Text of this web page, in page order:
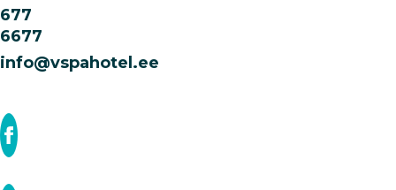
677
6677
info@vspahotel.ee